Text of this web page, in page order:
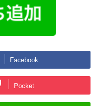
Facebook
Pocket